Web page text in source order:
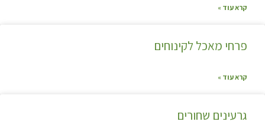
קרא עוד »
פרחי מאכל לקינוחים
קרא עוד »
גרעינים שחורים